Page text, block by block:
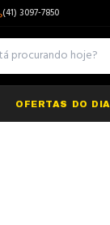
(41) 3097-7850
OFERTAS DO DIA